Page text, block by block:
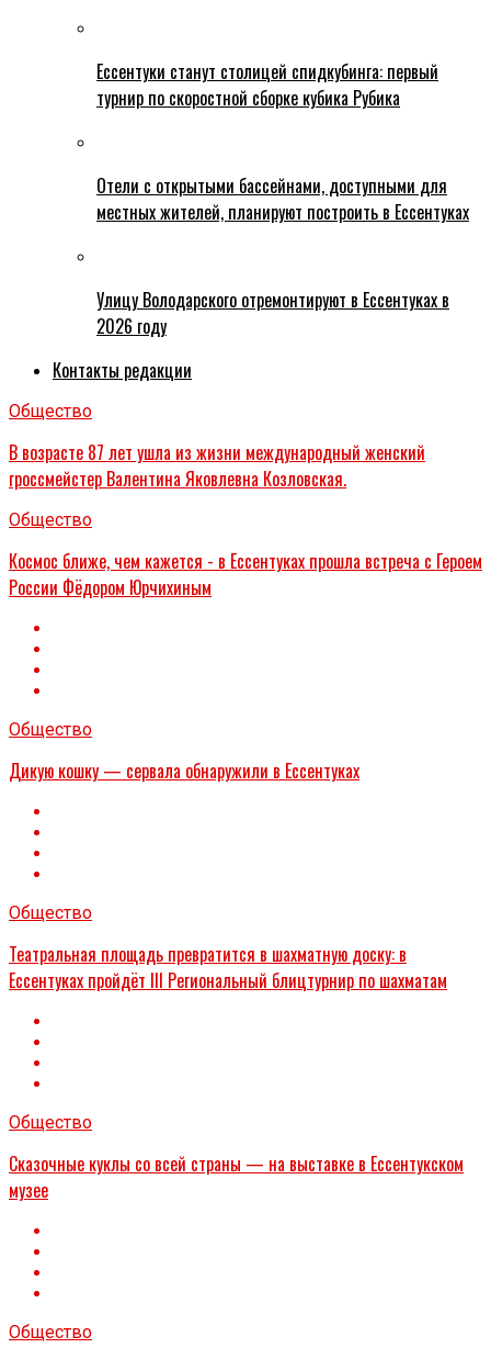
Ессентуки станут столицей спидкубинга: первый
турнир по скоростной сборке кубика Рубика
Отели с открытыми бассейнами, доступными для
местных жителей, планируют построить в Ессентуках
Улицу Володарского отремонтируют в Ессентуках в
2026 году
Контакты редакции
Общество
В возрасте 87 лет ушла из жизни международный женский
гроссмейстер Валентина Яковлевна Козловская.
Общество
Космос ближе, чем кажется - в Ессентуках прошла встреча с Героем
России Фёдором Юрчихиным
Общество
Дикую кошку — сервала обнаружили в Ессентуках
Общество
Театральная площадь превратится в шахматную доску: в
Ессентуках пройдёт III Региональный блицтурнир по шахматам
Общество
Сказочные куклы со всей страны — на выставке в Ессентукском
музее
Общество